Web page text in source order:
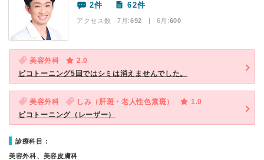
2件 62件
アクセス数 7月:692 | 6月:600
美容外科
2.0
ピコトーニング5回ではシミは消えませんでした。
美容外科 しみ（肝斑・老人性色素斑）
1.0
ピコトーニング（レーザー）
診療科目：
美容外科、美容皮膚科